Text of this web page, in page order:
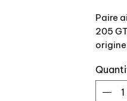
Paire
205
Front